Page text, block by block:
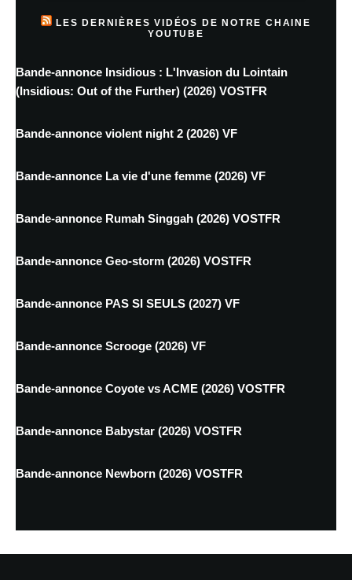
LES DERNIÈRES VIDÉOS DE NOTRE CHAINE
YOUTUBE
Bande-annonce Insidious : L'Invasion du Lointain
(Insidious: Out of the Further) (2026) VOSTFR
Bande-annonce violent night 2 (2026) VF
Bande-annonce La vie d'une femme (2026) VF
Bande-annonce Rumah Singgah (2026) VOSTFR
Bande-annonce Geo-storm (2026) VOSTFR
Bande-annonce PAS SI SEULS (2027) VF
Bande-annonce Scrooge (2026) VF
Bande-annonce Coyote vs ACME (2026) VOSTFR
Bande-annonce Babystar (2026) VOSTFR
Bande-annonce Newborn (2026) VOSTFR